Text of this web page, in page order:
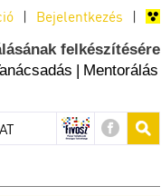
| Bejelentkezés |
felkészítésére
| Mentorálás